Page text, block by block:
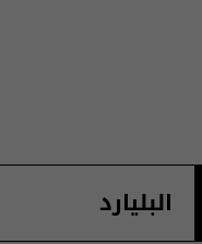
البليارد